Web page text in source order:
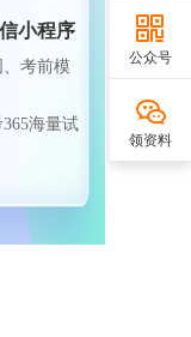
小程序
考前模
海量试
公众号
领资料